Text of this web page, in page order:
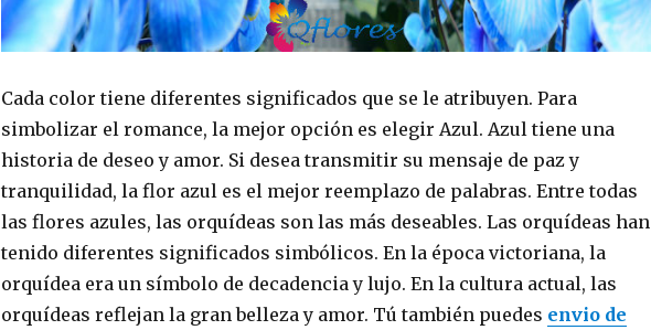
Cada color tiene diferentes significados que se le atribuyen. Para
simbolizar el romance, la mejor opción es elegir Azul. Azul tiene una
historia de deseo y amor. Si desea transmitir su mensaje de paz y
tranquilidad, la flor azul es el mejor reemplazo de palabras. Entre todas
las flores azules, las orquídeas son las más deseables. Las orquídeas han
tenido diferentes significados simbólicos. En la época victoriana, la
orquídea era un símbolo de decadencia y lujo. En la cultura actual, las
orquídeas reflejan la gran belleza y amor. Tú también puedes envio de